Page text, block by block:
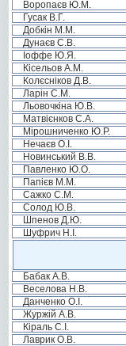
Воропаєв Ю.М.
Гусак В.Г.
Добкін М.М.
Дунаєв С.В.
Іоффе Ю.Я.
Кісельов А.М.
Колєсніков Д.В.
Ларін С.М.
Льовочкіна Ю.В.
Матвієнков С.А.
Мірошниченко Ю.Р.
Нечаєв О.І.
Новинський В.В.
Павленко Ю.О.
Папієв М.М.
Сажко С.М.
Солод Ю.В.
Шпенов Д.Ю.
Шуфрич Н.І.
Бабак А.В.
Веселова Н.В.
Данченко О.І.
Журжій А.В.
Кіраль С.І.
Лаврик О.В.